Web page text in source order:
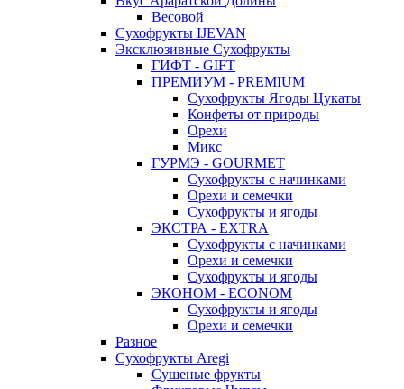
Весовой
Сухофрукты IJEVAN
Эксклюзивные Сухофрукты
ГИФТ - GIFT
ПРЕМИУМ - PREMIUM
Сухофрукты Ягоды Цукаты
Конфеты от природы
Орехи
Микс
ГУРМЭ - GOURMET
Сухофрукты с начинками
Орехи и семечки
Сухофрукты и ягоды
ЭКСТРА - EXTRA
Сухофрукты с начинками
Орехи и семечки
Сухофрукты и ягоды
ЭКОНОМ - ECONOM
Сухофрукты и ягоды
Орехи и семечки
Разное
Сухофрукты Aregi
Сушеные фрукты